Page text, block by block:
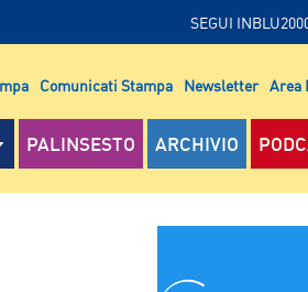
SEGUI
Comunicati Stampa Newsletter Area
PALINSESTO ARCHIVIO